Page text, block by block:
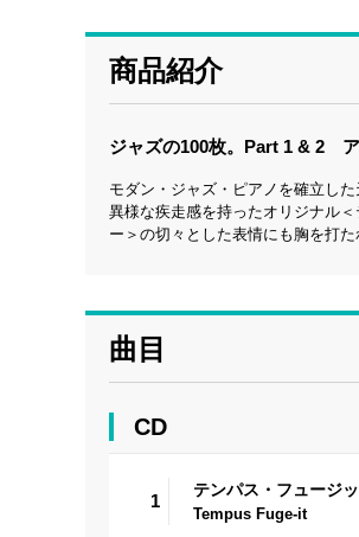
商品紹介
ジャズの100枚。Part 1 & 2
モダン・ジャズ・ピアノを確立し
異様な疾走感を持ったオリジナル
ー＞の切々とした表情にも胸を打た
曲目
CD
1
テンパス・フュージ
Tempus Fuge-it